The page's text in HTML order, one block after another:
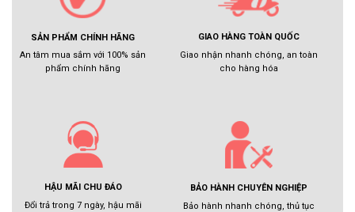
SẢN PHẨM CHÍNH HÃNG
An tâm mua sắm với 100% sản
phẩm chính hãng
GIAO HÀNG TOÀN QUỐC
Giao nhận nhanh chóng, an toàn
cho hàng hóa
HẬU MÃI CHU ĐÁO
Đổi trả trong 7 ngày, hậu mãi
BẢO HÀNH CHUYÊN NGHIỆP
Bảo hành nhanh chóng, thủ tục